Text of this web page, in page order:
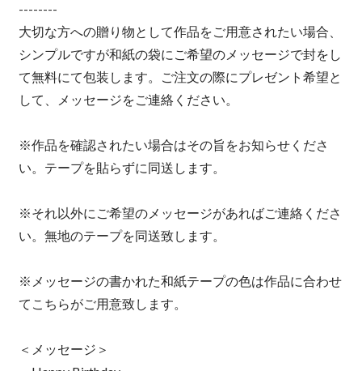
--------
大切な方への贈り物として作品をご用意されたい場合、
シンプルですが和紙の袋にご希望のメッセージで封をし
て無料にて包装します。ご注文の際にプレゼント希望と
して、メッセージをご連絡ください。
※作品を確認されたい場合はその旨をお知らせくださ
い。テープを貼らずに同送します。
※それ以外にご希望のメッセージがあればご連絡くださ
い。無地のテープを同送致します。
※メッセージの書かれた和紙テープの色は作品に合わせ
てこちらがご用意致します。
＜メッセージ＞